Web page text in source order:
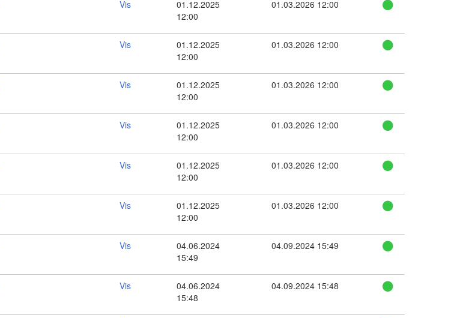
Vis
01.12.2025
12:00
01.03.2026 12:00
Vis
01.12.2025
12:00
01.03.2026 12:00
Vis
01.12.2025
12:00
01.03.2026 12:00
Vis
01.12.2025
12:00
01.03.2026 12:00
Vis
01.12.2025
12:00
01.03.2026 12:00
Vis
01.12.2025
12:00
01.03.2026 12:00
Vis
04.06.2024
15:49
04.09.2024 15:49
Vis
04.06.2024
15:48
04.09.2024 15:48